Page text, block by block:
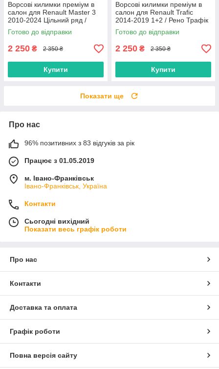
Ворсові килимки преміум в
салон для Renault Master 3
2010-2024 Цільний ряд /
Рено Мастер 3 килимки
Готово до відправки
2 250 ₴ 2 350 ₴
Купити
Ворсові килимки преміум в
салон для Renault Trafic
2014-2019 1+2 / Рено Трафік
килимки
Готово до відправки
2 250 ₴ 2 350 ₴
Купити
Показати ще
Про нас
96% позитивних з 83 відгуків за рік
Працює з 01.05.2019
м. Івано-Франківськ
Івано-Франківськ, Україна
Контакти
Сьогодні вихідний
Показати весь графік роботи
Про нас
Контакти
Доставка та оплата
Графік роботи
Повна версія сайту